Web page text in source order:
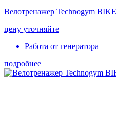
Велотренажер Technogym
цену уточняйте
Работа от генератора
подробнее